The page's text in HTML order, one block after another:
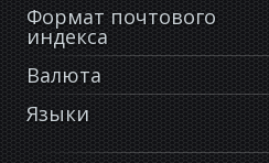
Формат почтового
индекса
Валюта
Языки